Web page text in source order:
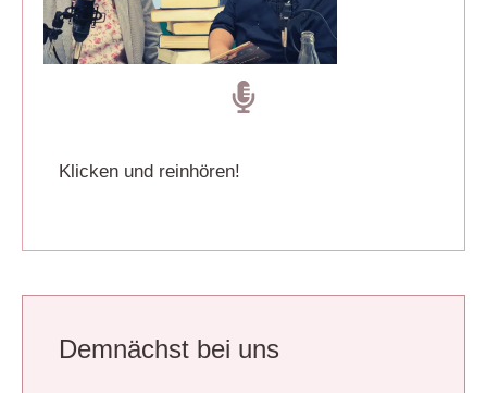
Klicken und reinhören!
Demnächst bei uns